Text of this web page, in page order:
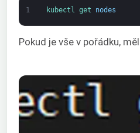
1 kubectl get nodes
Pokud je vše v pořádku,